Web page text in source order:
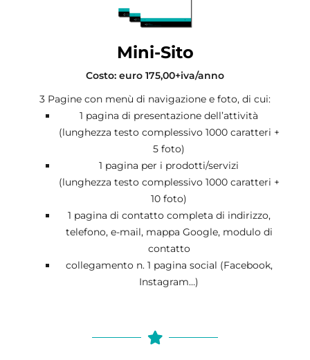
Mini-Sito
Costo: euro 175,00+iva/anno
3 Pagine con menù di navigazione e foto, di cui:
1 pagina di presentazione dell’attività
(lunghezza testo complessivo 1000 caratteri +
5 foto)
1 pagina per i prodotti/servizi
(lunghezza testo complessivo 1000 caratteri +
10 foto)
1 pagina di contatto completa di indirizzo,
telefono, e-mail, mappa Google, modulo di
contatto
collegamento n. 1 pagina social (Facebook,
Instagram…)